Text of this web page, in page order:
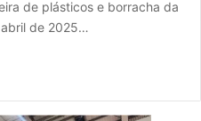
de plásticos e borracha da
de 2025…